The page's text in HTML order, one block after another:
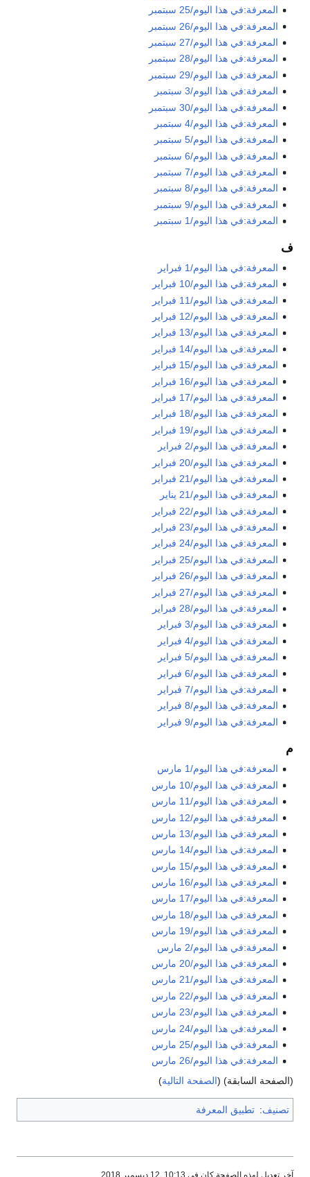
المعرفة:في هذا اليوم/25 سبتمبر
المعرفة:في هذا اليوم/26 سبتمبر
المعرفة:في هذا اليوم/27 سبتمبر
المعرفة:في هذا اليوم/28 سبتمبر
المعرفة:في هذا اليوم/29 سبتمبر
المعرفة:في هذا اليوم/3 سبتمبر
المعرفة:في هذا اليوم/30 سبتمبر
المعرفة:في هذا اليوم/4 سبتمبر
المعرفة:في هذا اليوم/5 سبتمبر
المعرفة:في هذا اليوم/6 سبتمبر
المعرفة:في هذا اليوم/7 سبتمبر
المعرفة:في هذا اليوم/8 سبتمبر
المعرفة:في هذا اليوم/9 سبتمبر
المعرفة:في هذا اليوم/1 سبتمبر
ف
المعرفة:في هذا اليوم/1 فبراير
المعرفة:في هذا اليوم/10 فبراير
المعرفة:في هذا اليوم/11 فبراير
المعرفة:في هذا اليوم/12 فبراير
المعرفة:في هذا اليوم/13 فبراير
المعرفة:في هذا اليوم/14 فبراير
المعرفة:في هذا اليوم/15 فبراير
المعرفة:في هذا اليوم/16 فبراير
المعرفة:في هذا اليوم/17 فبراير
المعرفة:في هذا اليوم/18 فبراير
المعرفة:في هذا اليوم/19 فبراير
المعرفة:في هذا اليوم/2 فبراير
المعرفة:في هذا اليوم/20 فبراير
المعرفة:في هذا اليوم/21 فبراير
المعرفة:في هذا اليوم/21 يناير
المعرفة:في هذا اليوم/22 فبراير
المعرفة:في هذا اليوم/23 فبراير
المعرفة:في هذا اليوم/24 فبراير
المعرفة:في هذا اليوم/25 فبراير
المعرفة:في هذا اليوم/26 فبراير
المعرفة:في هذا اليوم/27 فبراير
المعرفة:في هذا اليوم/28 فبراير
المعرفة:في هذا اليوم/3 فبراير
المعرفة:في هذا اليوم/4 فبراير
المعرفة:في هذا اليوم/5 فبراير
المعرفة:في هذا اليوم/6 فبراير
المعرفة:في هذا اليوم/7 فبراير
المعرفة:في هذا اليوم/8 فبراير
المعرفة:في هذا اليوم/9 فبراير
م
المعرفة:في هذا اليوم/1 مارس
المعرفة:في هذا اليوم/10 مارس
المعرفة:في هذا اليوم/11 مارس
المعرفة:في هذا اليوم/12 مارس
المعرفة:في هذا اليوم/13 مارس
المعرفة:في هذا اليوم/14 مارس
المعرفة:في هذا اليوم/15 مارس
المعرفة:في هذا اليوم/16 مارس
المعرفة:في هذا اليوم/17 مارس
المعرفة:في هذا اليوم/18 مارس
المعرفة:في هذا اليوم/19 مارس
المعرفة:في هذا اليوم/2 مارس
المعرفة:في هذا اليوم/20 مارس
المعرفة:في هذا اليوم/21 مارس
المعرفة:في هذا اليوم/22 مارس
المعرفة:في هذا اليوم/23 مارس
المعرفة:في هذا اليوم/24 مارس
المعرفة:في هذا اليوم/25 مارس
المعرفة:في هذا اليوم/26 مارس
(الصفحة السابقة) (الصفحة التالية)
تصنيف: تطبيق المعرفة